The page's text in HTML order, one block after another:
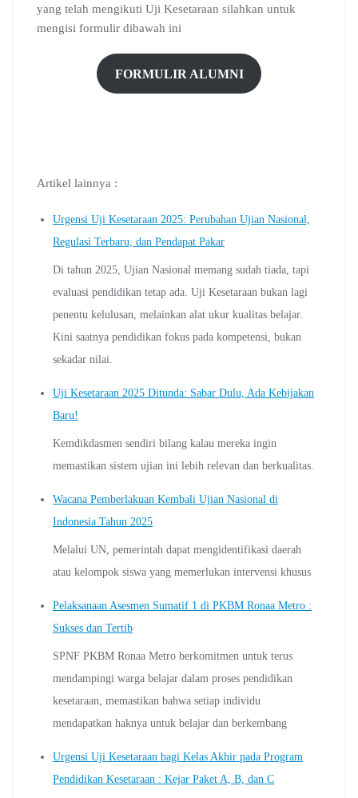
yang telah mengikuti Uji Kesetaraan silahkan untuk
mengisi formulir dibawah ini
FORMULIR ALUMNI
Artikel lainnya :
Urgensi Uji Kesetaraan 2025: Perubahan Ujian Nasional,
Regulasi Terbaru, dan Pendapat Pakar
Di tahun 2025, Ujian Nasional memang sudah tiada, tapi
evaluasi pendidikan tetap ada. Uji Kesetaraan bukan lagi
penentu kelulusan, melainkan alat ukur kualitas belajar.
Kini saatnya pendidikan fokus pada kompetensi, bukan
sekadar nilai.
Uji Kesetaraan 2025 Ditunda: Sabar Dulu, Ada Kebijakan
Baru!
Kemdikdasmen sendiri bilang kalau mereka ingin
memastikan sistem ujian ini lebih relevan dan berkualitas.
Wacana Pemberlakuan Kembali Ujian Nasional di
Indonesia Tahun 2025
Melalui UN, pemerintah dapat mengidentifikasi daerah
atau kelompok siswa yang memerlukan intervensi khusus
Pelaksanaan Asesmen Sumatif 1 di PKBM Ronaa Metro :
Sukses dan Tertib
SPNF PKBM Ronaa Metro berkomitmen untuk terus
mendampingi warga belajar dalam proses pendidikan
kesetaraan, memastikan bahwa setiap individu
mendapatkan haknya untuk belajar dan berkembang
Urgensi Uji Kesetaraan bagi Kelas Akhir pada Program
Pendidikan Kesetaraan : Kejar Paket A, B, dan C